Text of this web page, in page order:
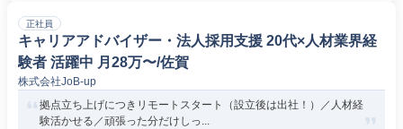
正社員
キャリアアドバイザー・法人採用支援 20代×人材業界経
験者 活躍中 月28万〜/佐賀
株式会社JoB-up
拠点立ち上げにつきリモートスタート（設立後は出社！）／人材経
験活かせる／頑張った分だけしっ...